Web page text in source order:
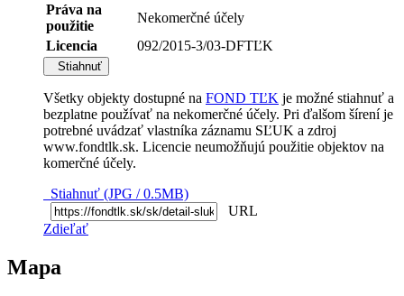
Práva na
použitie
Nekomerčné účely
Licencia
092/2015-3/03-DFTĽK
Stiahnuť
Všetky objekty dostupné na FOND TĽK je možné stiahnuť a
bezplatne používať na nekomerčné účely. Pri ďalšom šírení je
potrebné uvádzať vlastníka záznamu SĽUK a zdroj
www.fondtlk.sk. Licencie neumožňujú použitie objektov na
komerčné účely.
Stiahnuť (JPG / 0.5MB)
URL
Zdieľať
Mapa